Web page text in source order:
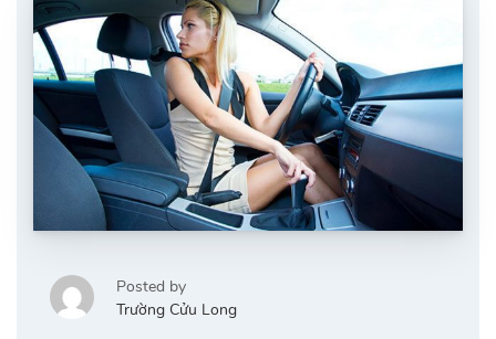
Posted by
Trường Cửu Long